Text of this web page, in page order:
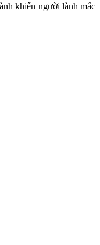
khiến người lành mắc